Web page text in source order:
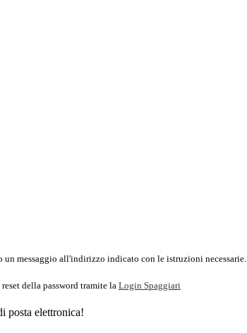
un messaggio all'indirizzo indicato con le istruzioni necessarie.
della password tramite la Login Spaggiari
posta elettronica!